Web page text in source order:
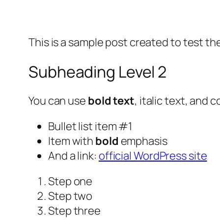
This is a sample post created to test
Subheading Level 2
You can use bold text, italic text, and
Bullet list item #1
Item with bold emphasis
And a link: official WordPress site
Step one
Step two
Step three